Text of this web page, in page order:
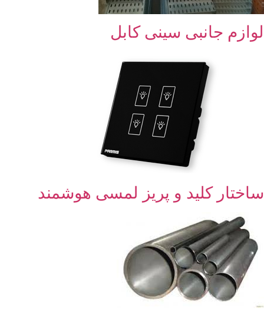
لوازم جانبی سینی کابل
ساختار کلید و پریز لمسی هوشمند